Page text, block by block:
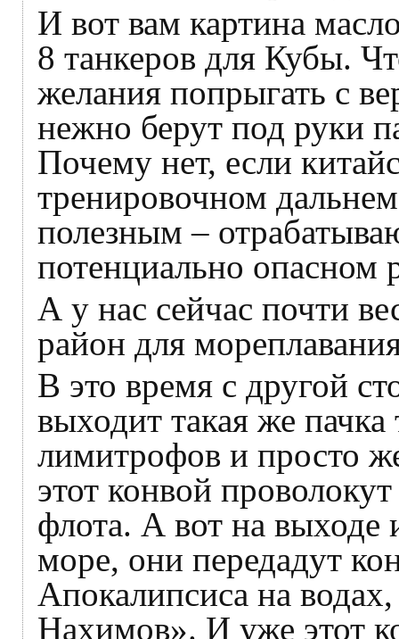
И вот вам картина
8 танкеров для Кубы.
желания попрыгать с
нежно берут под
Почему нет, если
тренировочном
полезным –
потенциально опасном
А у нас сейчас почти
район для
В это время с другой
выходит такая же
лимитрофов и просто
этот конвой
флота. А вот на выходе
море, они передадут
Апокалипсиса на
Нахимов». И уже этот